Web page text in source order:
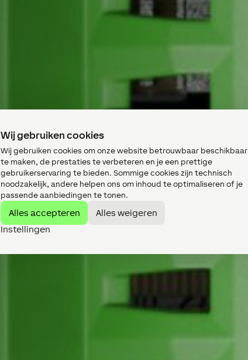
Wij gebruiken cookies
Wij gebruiken cookies om onze website betrouwbaar beschikbaar
te maken, de prestaties te verbeteren en je een prettige
gebruikerservaring te bieden. Sommige cookies zijn technisch
noodzakelijk, andere helpen ons om inhoud te optimaliseren of je
passende aanbiedingen te tonen.
Alles accepteren
Alles weigeren
Instellingen